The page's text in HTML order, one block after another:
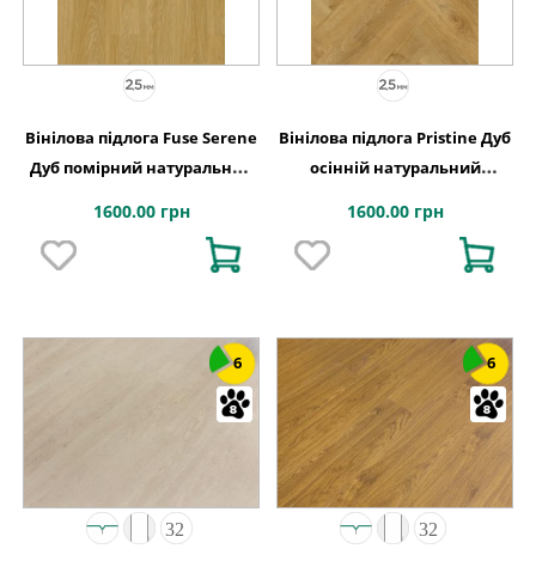
Вінілова підлога Fuse Serene
Дуб помірний натуральний
1600.00 грн
Вінілова підлога Pristine Дуб
осінній натуральний
1600.00 грн
6 6